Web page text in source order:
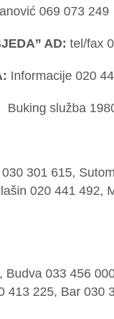
069 073 249
AD: tel/fax
Informacije 020
Buking služba
301 615,
020 441 492,
Budva 033 456
413 225, Bar 030